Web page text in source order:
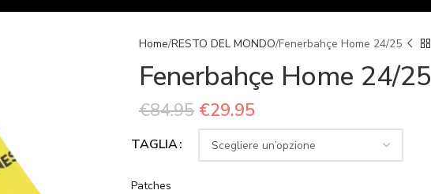
Home RESTO DEL MONDO Fenerbahçe Home 24/25
Fenerbahçe Home 24/25
€84.95 €29.95
TAGLIA
Patches